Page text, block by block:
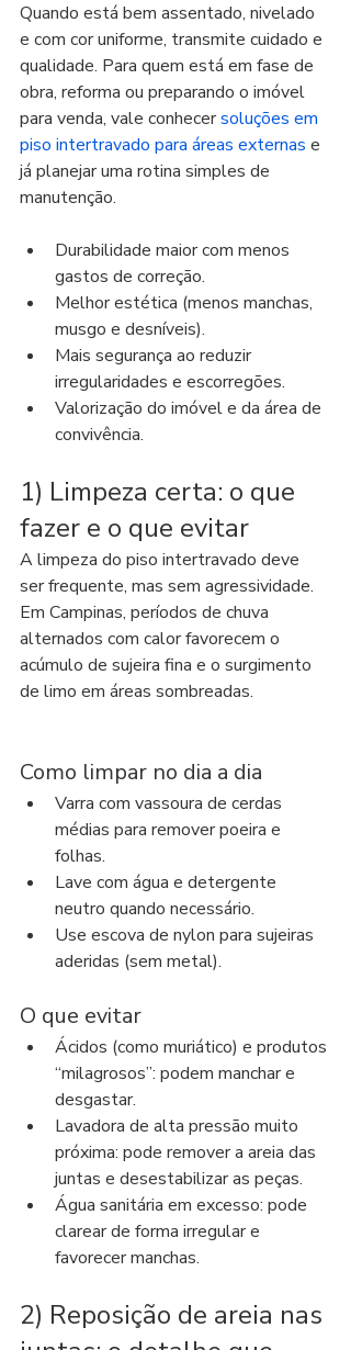
Quando está bem assentado, nivelado
e com cor uniforme, transmite cuidado e
qualidade. Para quem está em fase de
obra, reforma ou preparando o imóvel
para venda, vale conhecer soluções em
piso intertravado para áreas externas e
já planejar uma rotina simples de
manutenção.
Durabilidade maior com menos
gastos de correção.
Melhor estética (menos manchas,
musgo e desníveis).
Mais segurança ao reduzir
irregularidades e escorregões.
Valorização do imóvel e da área de
convivência.
1) Limpeza certa: o que
fazer e o que evitar
A limpeza do piso intertravado deve
ser frequente, mas sem agressividade.
Em Campinas, períodos de chuva
alternados com calor favorecem o
acúmulo de sujeira fina e o surgimento
de limo em áreas sombreadas.
Como limpar no dia a dia
Varra com vassoura de cerdas
médias para remover poeira e
folhas.
Lave com água e detergente
neutro quando necessário.
Use escova de nylon para sujeiras
aderidas (sem metal).
O que evitar
Ácidos (como muriático) e produtos
“milagrosos”: podem manchar e
desgastar.
Lavadora de alta pressão muito
próxima: pode remover a areia das
juntas e desestabilizar as peças.
Água sanitária em excesso: pode
clarear de forma irregular e
favorecer manchas.
2) Reposição de areia nas